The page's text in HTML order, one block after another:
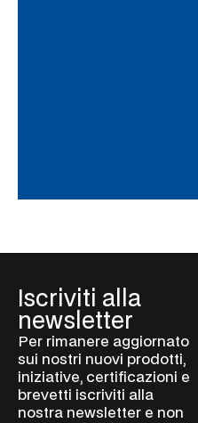
Iscriviti alla
newsletter
Per rimanere aggiornato
sui nostri nuovi prodotti,
iniziative, certificazioni e
brevetti iscriviti alla
nostra newsletter e non